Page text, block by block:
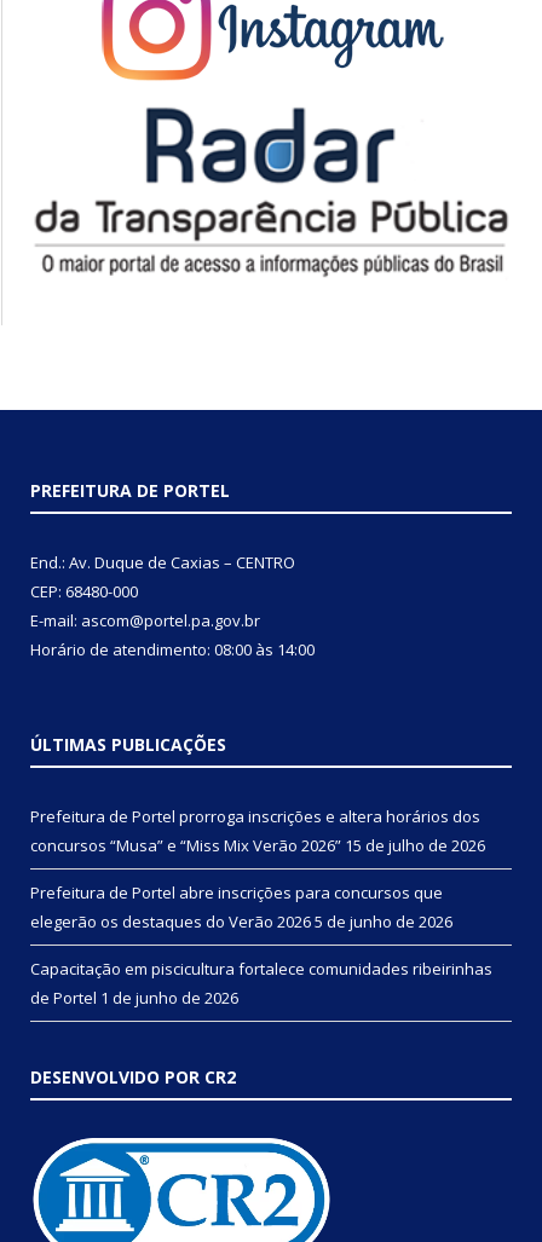
PREFEITURA DE PORTEL
End.: Av. Duque de Caxias – CENTRO
CEP: 68480-000
E-mail: ascom@portel.pa.gov.br
Horário de atendimento: 08:00 às 14:00
ÚLTIMAS PUBLICAÇÕES
Prefeitura de Portel prorroga inscrições e altera horários dos
concursos “Musa” e “Miss Mix Verão 2026” 15 de julho de 2026
Prefeitura de Portel abre inscrições para concursos que
elegerão os destaques do Verão 20265 de junho de 2026
Capacitação em piscicultura fortalece comunidades ribeirinhas
de Portel 1 de junho de 2026
DESENVOLVIDO POR CR2